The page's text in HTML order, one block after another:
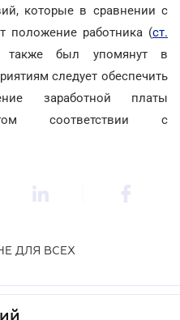
которые в сравнении с
положение работника (ст.
был упомянут в
следует обеспечить
заработной платы
соответствии с
ДЛЯ ВСЕХ